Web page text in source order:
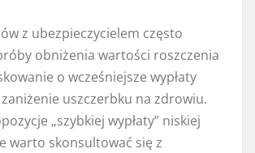
z ubezpieczycielem często
obniżenia wartości roszczenia
o wcześniejsze wypłaty
uszczerbku na zdrowiu.
„szybkiej wypłaty” niskiej
warto skonsultować się z